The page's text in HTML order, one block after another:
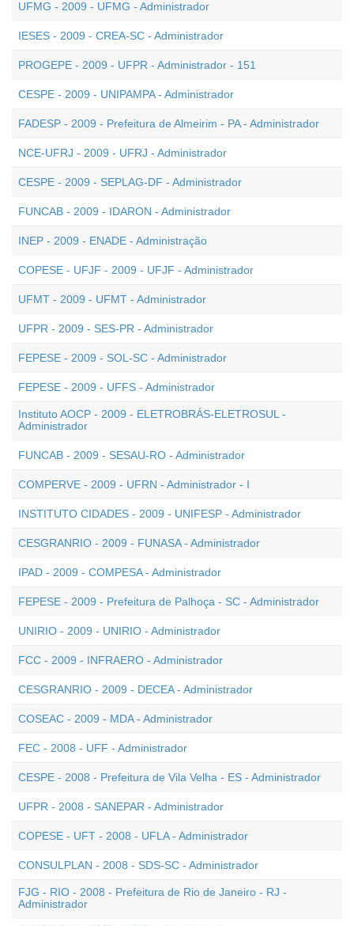
UFMG - 2009 - UFMG - Administrador
IESES - 2009 - CREA-SC - Administrador
PROGEPE - 2009 - UFPR - Administrador - 151
CESPE - 2009 - UNIPAMPA - Administrador
FADESP - 2009 - Prefeitura de Almeirim - PA - Administrador
NCE-UFRJ - 2009 - UFRJ - Administrador
CESPE - 2009 - SEPLAG-DF - Administrador
FUNCAB - 2009 - IDARON - Administrador
INEP - 2009 - ENADE - Administração
COPESE - UFJF - 2009 - UFJF - Administrador
UFMT - 2009 - UFMT - Administrador
UFPR - 2009 - SES-PR - Administrador
FEPESE - 2009 - SOL-SC - Administrador
FEPESE - 2009 - UFFS - Administrador
Instituto AOCP - 2009 - ELETROBRÁS-ELETROSUL -
Administrador
FUNCAB - 2009 - SESAU-RO - Administrador
COMPERVE - 2009 - UFRN - Administrador - I
INSTITUTO CIDADES - 2009 - UNIFESP - Administrador
CESGRANRIO - 2009 - FUNASA - Administrador
IPAD - 2009 - COMPESA - Administrador
FEPESE - 2009 - Prefeitura de Palhoça - SC - Administrador
UNIRIO - 2009 - UNIRIO - Administrador
FCC - 2009 - INFRAERO - Administrador
CESGRANRIO - 2009 - DECEA - Administrador
COSEAC - 2009 - MDA - Administrador
FEC - 2008 - UFF - Administrador
CESPE - 2008 - Prefeitura de Vila Velha - ES - Administrador
UFPR - 2008 - SANEPAR - Administrador
COPESE - UFT - 2008 - UFLA - Administrador
CONSULPLAN - 2008 - SDS-SC - Administrador
FJG - RIO - 2008 - Prefeitura de Rio de Janeiro - RJ -
Administrador